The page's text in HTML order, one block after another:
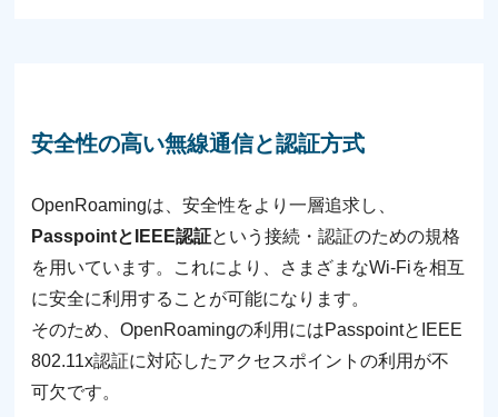
安全性の高い無線通信と認証方式
OpenRoamingは、安全性をより一層追求し、
PasspointとIEEE認証という接続・認証のための規格
を用いています。これにより、さまざまなWi-Fiを相互
に安全に利用することが可能になります。
そのため、OpenRoamingの利用にはPasspointとIEEE
802.11x認証に対応したアクセスポイントの利用が不
可欠です。